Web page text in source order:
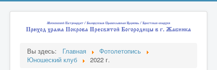
Вы здесь: Главная
Фотолетопись
Юношеский клуб
2022 г.